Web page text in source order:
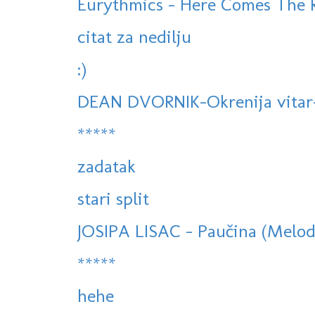
citat za nedilju
:)
DEAN DVORNIK-Okrenija
*****
zadatak
stari split
JOSIPA LISAC - Paučina
*****
hehe